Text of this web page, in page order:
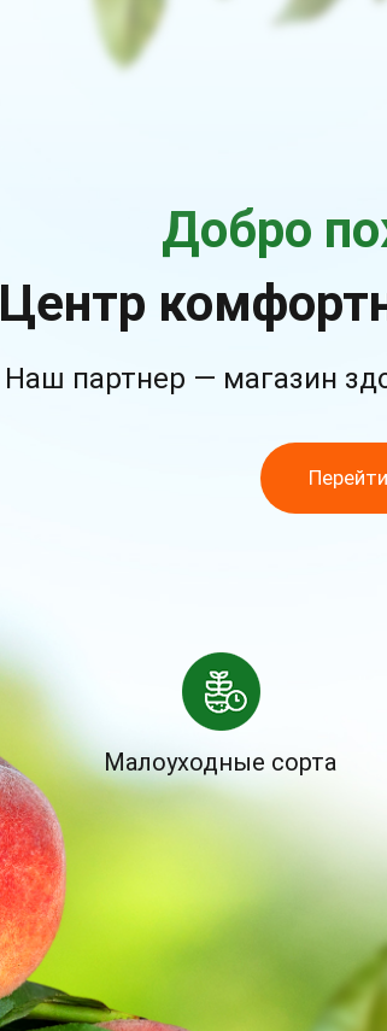
Добро
Центр
Наш партнер — магазин
Малоуходные сорта